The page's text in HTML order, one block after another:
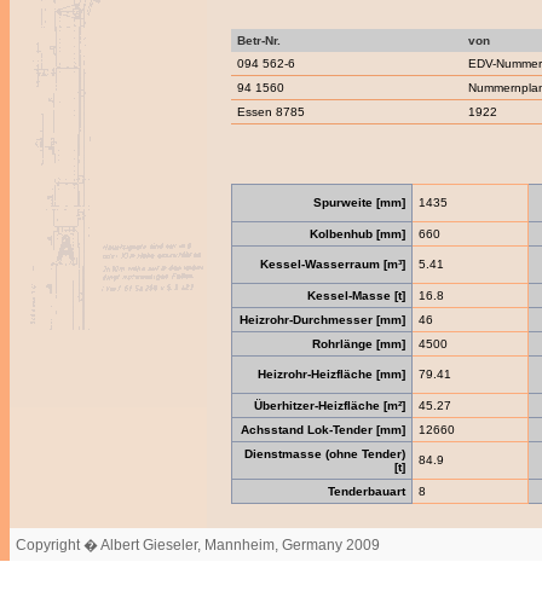
Betr-Nr.
von
094 562-6
EDV-
94 1560
Essen 8785
1922
Spurweite [mm] 1435
Kolbenhub [mm] 660
Kessel-Wasserraum [m³] 5.41
Kessel-Masse [t]
16.8
Heizrohr-Durchmesser [mm]
46
Rohrlänge [mm]
4500
Heizrohr-Heizfläche [mm] 79.41
Überhitzer-Heizfläche [m²]
45.27
Achsstand Lok-Tender [mm]
12660
Dienstmasse (ohne Tender)
[t]
84.9
Tenderbauart 8
Copyright � Albert Gieseler, Mannheim, Germany 2009